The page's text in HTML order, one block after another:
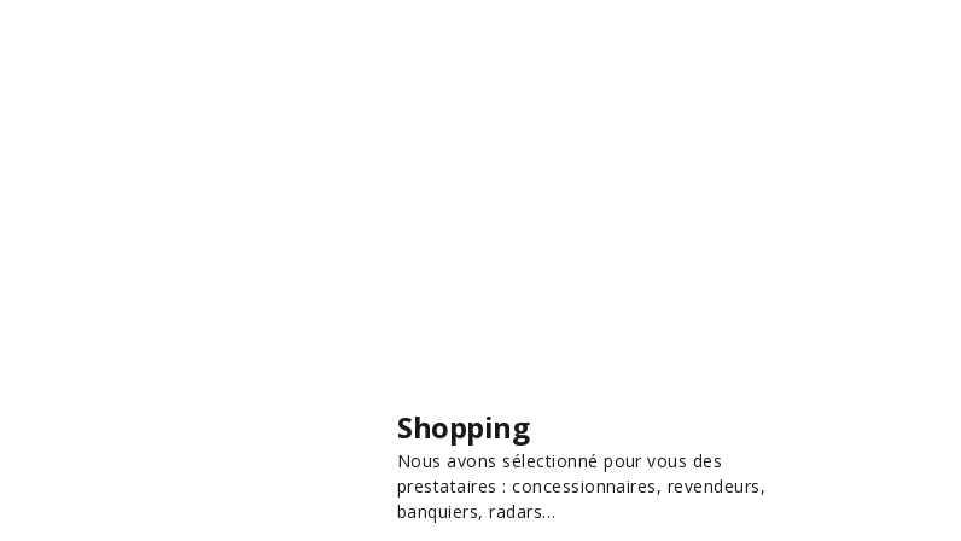
Shopping
Nous avons sélectionné pour vous des
prestataires : concessionnaires, revendeurs,
banquiers, radars…